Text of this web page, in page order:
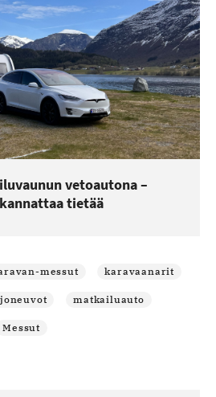
vetoautona –
tietää
messut karavaanarit
matkailuauto
Messut